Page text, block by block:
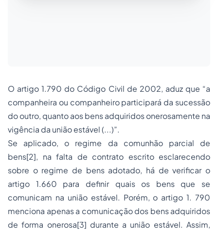
O artigo 1.790 do Código Civil de 2002, aduz que “a
companheira ou companheiro participará da sucessão
do outro, quanto aos bens adquiridos onerosamente na
vigência da união estável (...)”.
Se aplicado, o regime da comunhão parcial de
bens[2], na falta de contrato escrito esclarecendo
sobre o regime de bens adotado, há de verificar o
artigo 1.660 para definir quais os bens que se
comunicam na união estável. Porém, o artigo 1. 790
menciona apenas a comunicação dos bens adquiridos
de forma onerosa[3] durante a união estável. Assim,